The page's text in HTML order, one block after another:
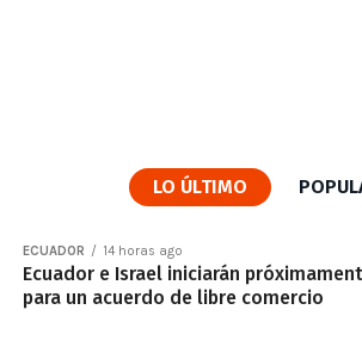
LO ÚLTIMO
ECUADOR 14 horas ago
Ecuador e Israel iniciarán
para un acuerdo de libre comercio